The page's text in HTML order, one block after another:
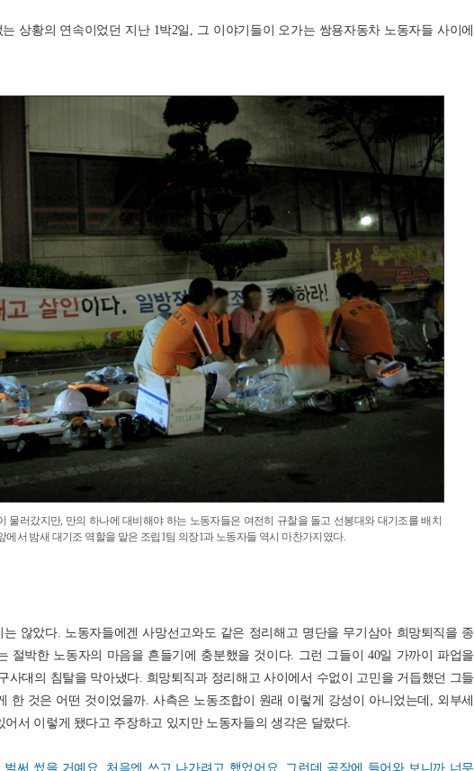
상황의 연속이었던 지난 1박2일, 그 이야기들이 오가는 쌍용자동차 노동자들 사이에
물러갔지만, 만의 하나에 대비해야 하는 노동자들은 여전히 규찰을 돌고 선봉대와 대기조를 배치
에서 밤새 대기조 역할을 맡은 조립1팀 의장1과 노동자들 역시 마찬가지였다.
는 않았다. 노동자들에겐 사망선고와도 같은 정리해고 명단을 무기삼아 희망퇴직을 종
절박한 노동자의 마음을 흔들기에 충분했을 것이다. 그런 그들이 40일 가까이 파업을
사대의 침탈을 막아냈다. 희망퇴직과 정리해고 사이에서 수없이 고민을 거듭했던 그들
한 것은 어떤 것이었을까. 사측은 노동조합이 원래 이렇게 강성이 아니었는데, 외부세
어서 이렇게 됐다고 주장하고 있지만 노동자들의 생각은 달랐다.
벌써 썼을 거예요. 처음엔 쓰고 나가려고 했었어요. 그런데 공장에 들어와 보니까 너무